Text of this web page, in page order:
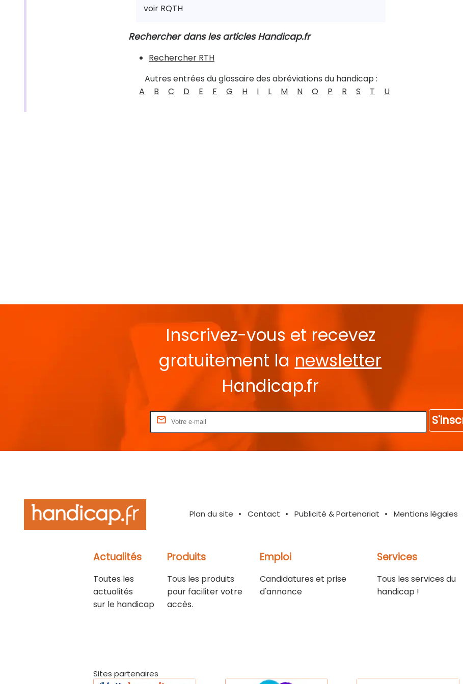
voir RQTH
Rechercher dans les articles Handicap.fr
Rechercher RTH
Autres entrées du glossaire des abréviations du handicap :
A
B C D E F G H I L M N O P R S T U
Inscrivez-vous et recevez
gratuitement la newsletter
Handicap.fr
Plan du site Contact Publicité & Partenariat Mentions légales
Actualités
Toutes les
actualités
sur le handicap
Produits
Tous les produits
pour faciliter votre
accès.
Emploi
Candidatures et prise
d'annonce
Services
Tous les services du
handicap !
Sites partenaires